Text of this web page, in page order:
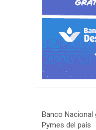
Banco
Pymes del país